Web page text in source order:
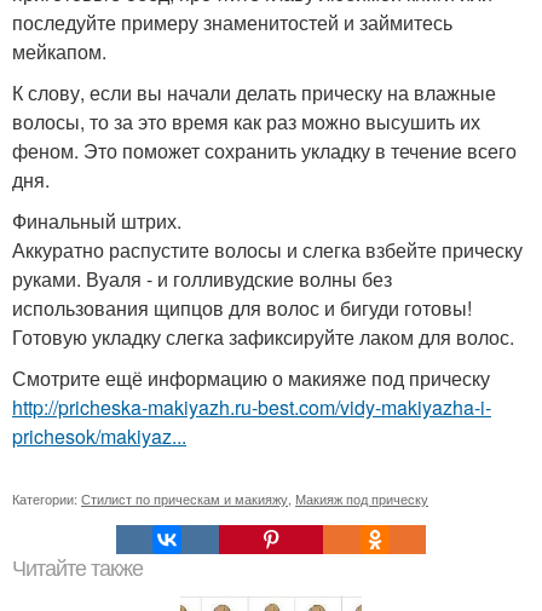
последуйте примеру знаменитостей и займитесь
мейкапом.
К слову, если вы начали делать прическу на влажные
волосы, то за это время как раз можно высушить их
феном. Это поможет сохранить укладку в течение всего
дня.
Финальный штрих.
Аккуратно распустите волосы и слегка взбейте прическу
руками. Вуаля - и голливудские волны без
использования щипцов для волос и бигуди готовы!
Готовую укладку слегка зафиксируйте лаком для волос.
Смотрите ещё информацию о макияже под прическу
http://pricheska-makiyazh.ru-best.com/vidy-makiyazha-i-
prichesok/makiyaz...
Категории: Стилист по прическам и макияжу, Макияж под прическу
Читайте также